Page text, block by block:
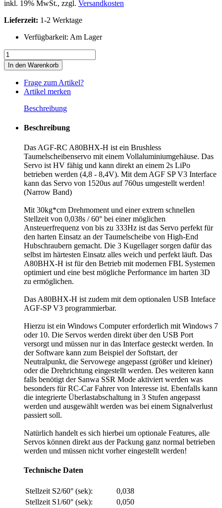
inkl. 19% MwSt., zzgl. Versandkosten
Lieferzeit: 1-2 Werktage
Verfügbarkeit: Am Lager
In den Warenkorb
Frage zum Artikel?
Artikel merken
Beschreibung
Beschreibung
Das AGF-RC A80BHX-H ist ein Brushless
Taumelscheibenservo mit einem Vollaluminiumgehäuse. Das
Servo ist HV fähig und kann direkt an einem 2s LiPo
betrieben werden (4,8 - 8,4V). Mit dem AGF SP V3 Interface
kann das Servo von 1520us auf 760us umgestellt werden!
(Narrow Band)
Mit 30kg*cm Drehmoment und einer extrem schnellen
Stellzeit von 0,038s / 60° bei einer möglichen
Ansteuerfrequenz von bis zu 333Hz ist das Servo perfekt für
den harten Einsatz an der Taumelscheibe von High-End
Hubschraubern gemacht. Die 3 Kugellager sorgen dafür das
selbst im härtesten Einsatz alles weich und perfekt läuft. Das
A80BHX-H ist für den Betrieb mit modernen FBL Systemen
optimiert und eine best mögliche Performance im harten 3D
zu ermöglichen.
Das A80BHX-H ist zudem mit dem optionalen USB Inteface
AGF-SP V3 programmierbar.
Hierzu ist ein Windows Computer erforderlich mit Windows 7
oder 10. Die Servos werden direkt über den USB Port
versorgt und müssen nur in das Interface gesteckt werden. In
der Software kann zum Beispiel der Softstart, der
Neutralpunkt, die Servowege angepasst (größer und kleiner)
oder die Drehrichtung eingestellt werden. Des weiteren kann
falls benötigt der Sanwa SSR Mode aktiviert werden was
besonders für RC-Car Fahrer von Interesse ist. Ebenfalls kann
die integrierte Überlastabschaltung in 3 Stufen angepasst
werden und ausgewählt werden was bei einem Signalverlust
passiert soll.
Natürlich handelt es sich hierbei um optionale Features, alle
Servos können direkt aus der Packung ganz normal betrieben
werden und müssen nicht vorher eingestellt werden!
Technische Daten
Stellzeit S2/60° (sek):
0,038
Stellzeit S1/60° (sek):
0,050